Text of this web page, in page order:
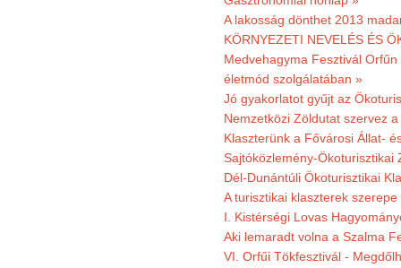
A lakosság dönthet 2013
KÖRNYEZETI NEVELÉS ÉS
Medvehagyma Fesztivál
életmód szolgálatában »
Jó gyakorlatot gyűjt az
Nemzetközi Zöldutat szervez
Klaszterünk a Fővárosi Állat-
Sajtóközlemény-Ökoturisztikai
Dél-Dunántúli Ökoturisztikai
A turisztikai klaszterek
I. Kistérségi Lovas
Aki lemaradt volna a Szalma
VI. Orfűi Tökfesztivál -